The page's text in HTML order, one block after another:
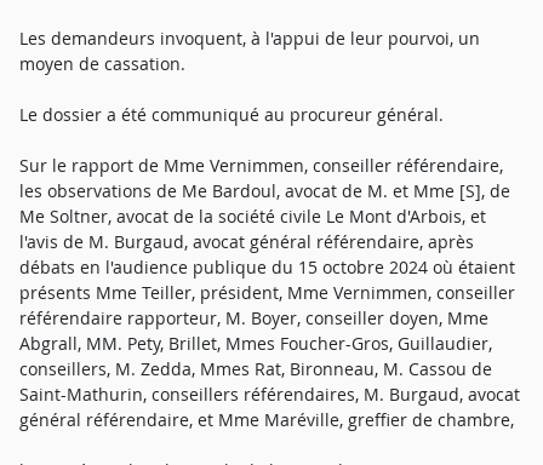
Les demandeurs invoquent, à l'appui de leur pourvoi, un
moyen de cassation.
Le dossier a été communiqué au procureur général.
Sur le rapport de Mme Vernimmen, conseiller référendaire,
les observations de Me Bardoul, avocat de M. et Mme [S], de
Me Soltner, avocat de la société civile Le Mont d'Arbois, et
l'avis de M. Burgaud, avocat général référendaire, après
débats en l'audience publique du 15 octobre 2024 où étaient
présents Mme Teiller, président, Mme Vernimmen, conseiller
référendaire rapporteur, M. Boyer, conseiller doyen, Mme
Abgrall, MM. Pety, Brillet, Mmes Foucher-Gros, Guillaudier,
conseillers, M. Zedda, Mmes Rat, Bironneau, M. Cassou de
Saint-Mathurin, conseillers référendaires, M. Burgaud, avocat
général référendaire, et Mme Maréville, greffier de chambre,